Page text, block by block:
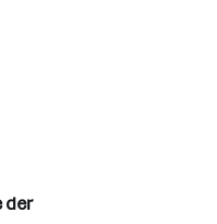
der